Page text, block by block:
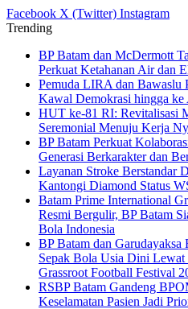
Facebook X (Twitter) Instagram
Trending
BP Batam dan McDermott
Perkuat Ketahanan Air dan
Pemuda LIRA dan Bawaslu
Kawal Demokrasi hingga
HUT ke-81 RI: Revitalisasi
Seremonial Menuju Kerja
BP Batam Perkuat
Generasi Berkarakter dan
Layanan Stroke Berstandar
Kantongi Diamond Status
Batam Prime International
Resmi Bergulir, BP Batam
Bola Indonesia
BP Batam dan Garudayaksa
Sepak Bola Usia Dini Lewat
Grassroot Football Festival
RSBP Batam Gandeng
Keselamatan Pasien Jadi